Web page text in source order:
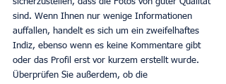
sind. Wenn Ihnen nur wenige Informationen
auffallen, handelt es sich um ein zweifelhaftes
Indiz, ebenso wenn es keine Kommentare gibt
oder das Profil erst vor kurzem erstellt wurde.
Überprüfen Sie außerdem, ob die